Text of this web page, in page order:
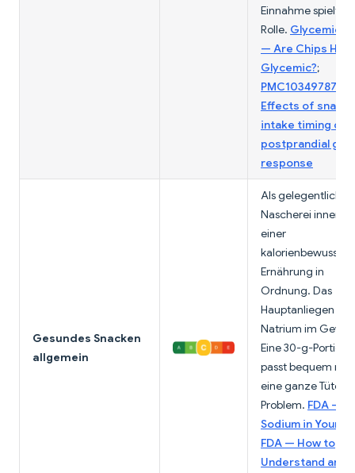
Einnahme spielt
Rolle.
— Are Chips High
Glycemic?;
PMC10349787 —
Effects of snack
intake timing on
postprandial
response
Gesundes Snacken
allgemein
Als gelegentliche
Nascherei
einer
kalorienbewussten
Ernährung in
Ordnung. Das
Hauptanliegen ist
Natrium im
Eine 30-g-Portion
passt bequem rein;
eine ganze Tüte
Problem. FDA —
Sodium in Your
FDA — How to
Understand and